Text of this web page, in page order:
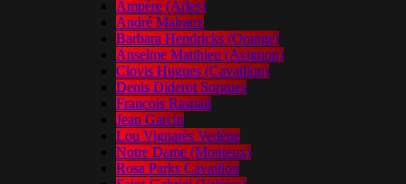
Ampère (Arles)
André Malraux
Barbara Hendricks (Orange)
Anselme Matthieu (Avignon)
Clovis Hugues (Cavaillon)
Denis Diderot Sorgues
François Raspail
Jean Garcin
Lou Vignarès Vedène
Notre Dame (Monteux)
Rosa Parks Cavaillon